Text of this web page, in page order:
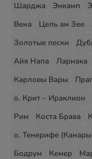
Шарджа
Энкамп
Вена
Цель ам Зее
Золотые пески
Айя Напа
Ларнака
Карловы Вары
о. Крит – Ираклион
Рим
Коста Брава
о. Тенерифе
Бодрум
Кемер